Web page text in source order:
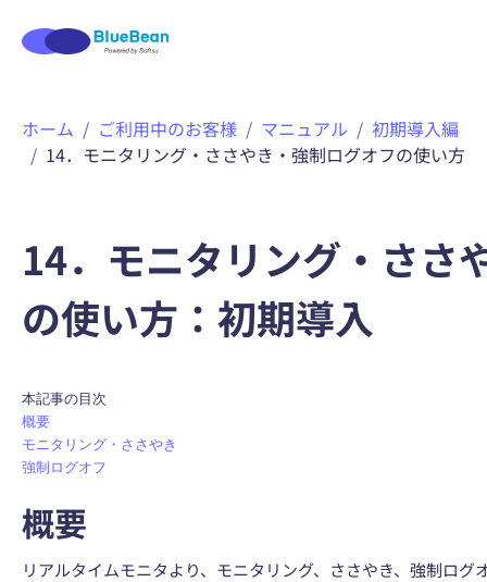
ホーム ご利用中のお客様 マニュアル
初期導入編
14．モニタリング・ささやき・強制ログオフの使い方
14．モニタリング・ささ
の使い方：初期導入
本記事の目次
概要
モニタリング・ささやき
強制ログオフ
概要
リアルタイムモニタより、モニタリング、ささやき、強制ログ